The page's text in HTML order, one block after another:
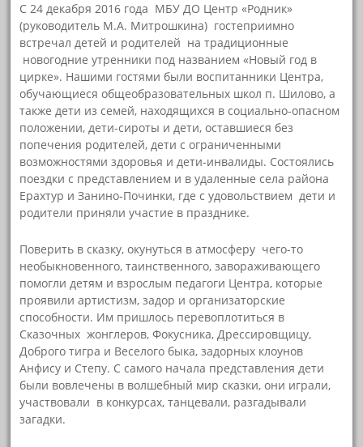
С 24 декабря 2016 года МБУ ДО Центр «Родник»
(руководитель М.А. Митрошкина) гостеприимно
встречал детей и родителей на традиционные
новогодние утренники под названием «Новый год в
цирке». Нашими гостями были воспитанники Центра,
обучающиеся общеобразовательных школ п. Шилово, а
также дети из семей, находящихся в социально-опасном
положении, дети-сироты и дети, оставшиеся без
попечения родителей, дети с ограниченными
возможностями здоровья и дети-инвалиды. Состоялись
поездки с представлением и в удаленные села района
Ерахтур и Занино-Починки, где с удовольствием дети и
родители приняли участие в празднике.
Поверить в сказку, окунуться в атмосферу чего-то
необыкновенного, таинственного, завораживающего
помогли детям и взрослым педагоги Центра, которые
проявили артистизм, задор и организаторские
способности. Им пришлось перевоплотиться в
Сказочных жонглеров, Фокусника, Дрессировщицу,
Доброго тигра и Веселого быка, задорных клоунов
Анфису и Степу. С самого начала представления дети
были вовлечены в волшебный мир сказки, они играли,
участвовали в конкурсах, танцевали, разгадывали
загадки.